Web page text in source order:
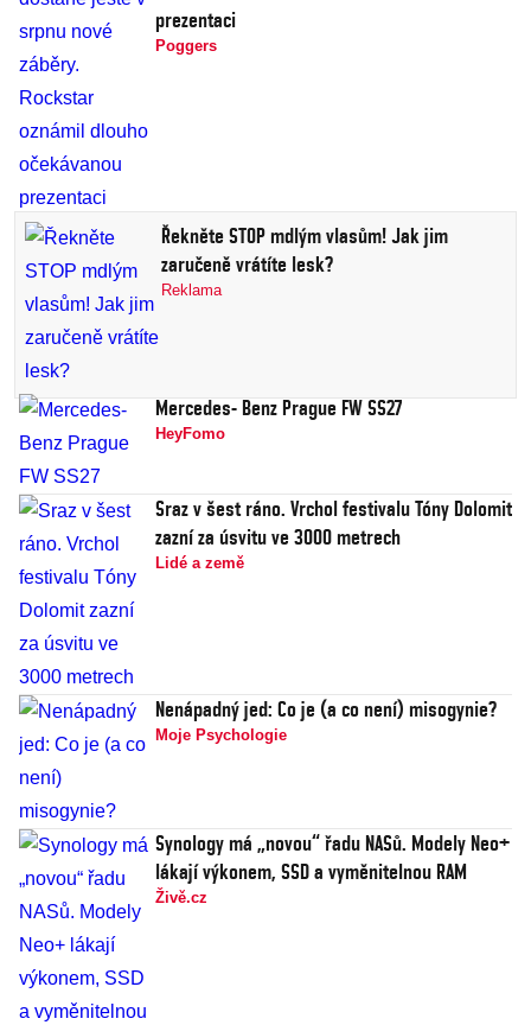
prezentaci
Poggers
Řekněte STOP mdlým vlasům! Jak jim
zaručeně vrátíte lesk?
Reklama
Mercedes- Benz Prague FW SS27
HeyFomo
Sraz v šest ráno. Vrchol festivalu Tóny Dolomit
zazní za úsvitu ve 3000 metrech
Lidé a země
Nenápadný jed: Co je (a co není) misogynie?
Moje Psychologie
Synology má „novou“ řadu NASů. Modely Neo+
lákají výkonem, SSD a vyměnitelnou RAM
Živě.cz